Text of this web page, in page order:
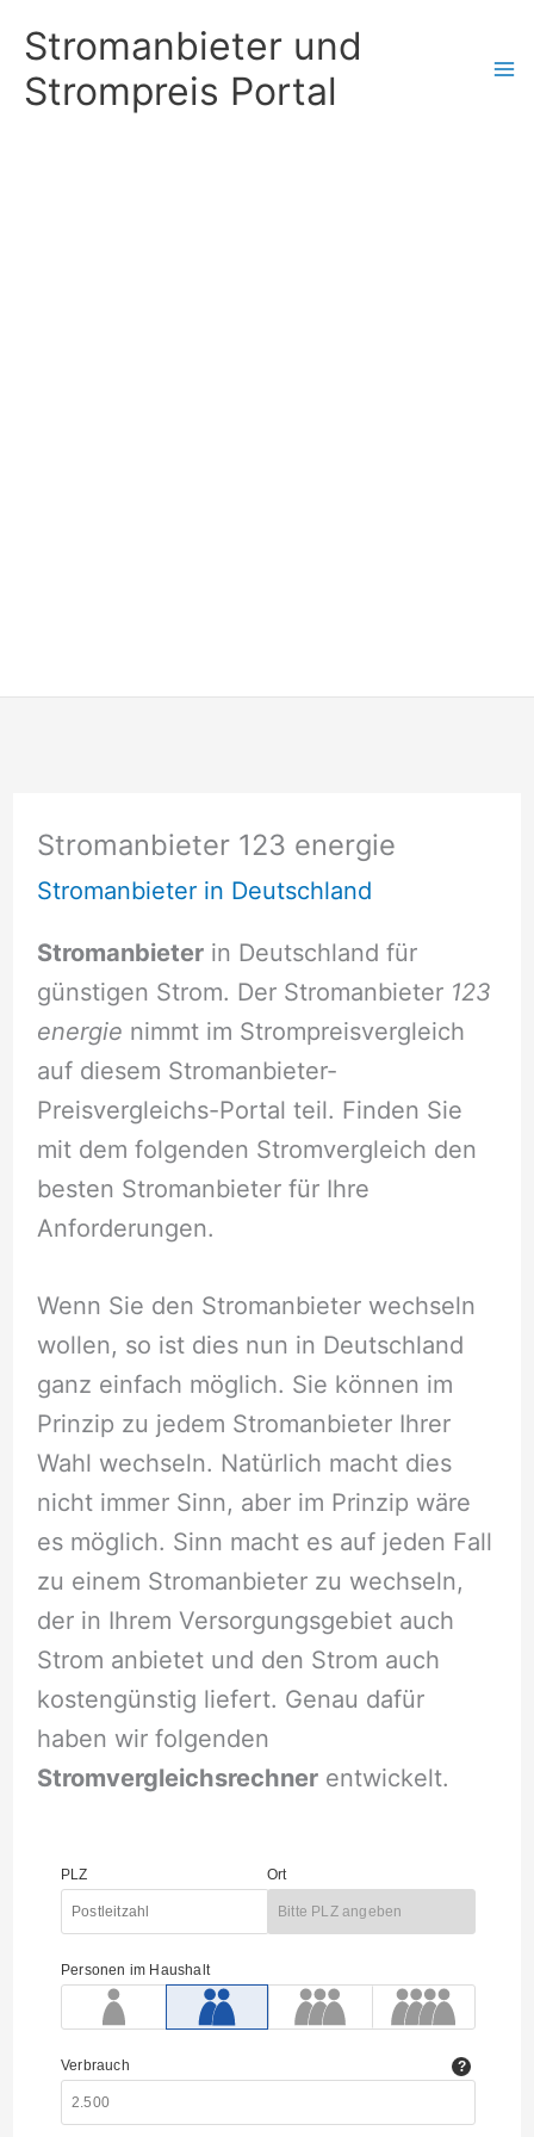
Inhalt
springen
Stromanbieter und
Strompreis Portal
Stromanbieter 123 energie
Stromanbieter in Deutschland
Stromanbieterin Deutschland für
günstigen Strom. Der Stromanbieter 123
energie nimmt im Strompreisvergleich
auf diesem Stromanbieter-
Preisvergleichs-Portal teil. Finden Sie
mit dem folgenden Stromvergleich den
besten Stromanbieter für Ihre
Anforderungen.
Wenn Sie den Stromanbieter wechseln
wollen, so ist dies nun in Deutschland
ganz einfach möglich. Sie können im
Prinzip zu jedem Stromanbieter Ihrer
Wahl wechseln. Natürlich macht dies
nicht immer Sinn, aber im Prinzip wäre
es möglich. Sinn macht es auf jeden Fall
zu einem Stromanbieter zu wechseln,
der in Ihrem Versorgungsgebiet auch
Strom anbietet und den Strom auch
kostengünstig liefert. Genau dafür
haben wir folgenden
Stromvergleichsrechnerentwickelt.